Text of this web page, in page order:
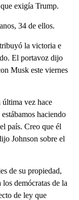
exigía Trump.
34 de ellos.
la victoria e
El portavoz dijo
Musk este viernes
última vez hace
haciendo
país. Creo que él
Johnson sobre el
de su propiedad,
demócratas de la
de ley que